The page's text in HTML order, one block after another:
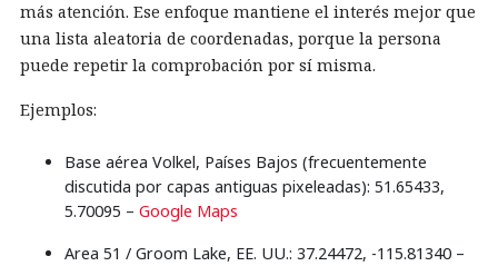
más atención. Ese enfoque mantiene el interés mejor que
una lista aleatoria de coordenadas, porque la persona
puede repetir la comprobación por sí misma.
Ejemplos:
Base aérea Volkel, Países Bajos (frecuentemente
discutida por capas antiguas pixeleadas): 51.65433,
5.70095 – Google Maps
Area 51 / Groom Lake, EE. UU.: 37.24472, -115.81340 –